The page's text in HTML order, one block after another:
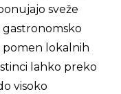
sveže
gastronomsko
lokalnih
lahko preko
visoko